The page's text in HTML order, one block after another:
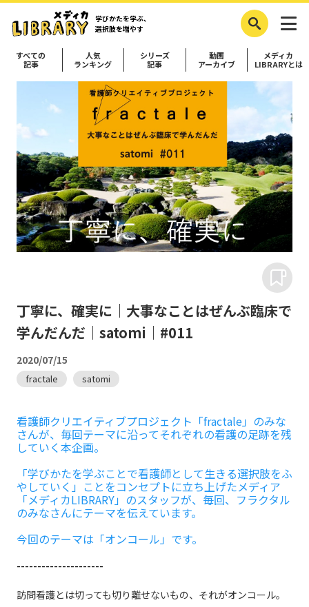
学びかたを学ぶ、
選択肢を増やす
すべての
記事
人気
ランキング
シリーズ
記事
動画
アーカイブ
メディカ
LIBRARYとは
丁寧に、確実に｜大事なことはぜんぶ臨床で
学んだんだ｜satomi｜#011
2020/07/15
fractale satomi
看護師クリエイティブプロジェクト「fractale」のみな
さんが、毎回テーマに沿ってそれぞれの看護の足跡を残
していく本企画。
「学びかたを学ぶことで看護師として生きる選択肢をふ
やしていく」ことをコンセプトに立ち上げたメディア
「メディカLIBRARY」のスタッフが、毎回、フラクタル
のみなさんにテーマを伝えています。
今回のテーマは「オンコール」です。
---------------------
訪問看護とは切っても切り離せないもの、それがオンコール。